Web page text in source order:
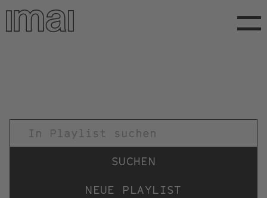
Direkt
zum
Inhalt
NEUE PLAYLIST